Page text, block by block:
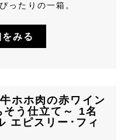
ったりの一箱。
みる
ホホ肉の赤ワイン
う仕立て～ 1名
エピスリー･フィ